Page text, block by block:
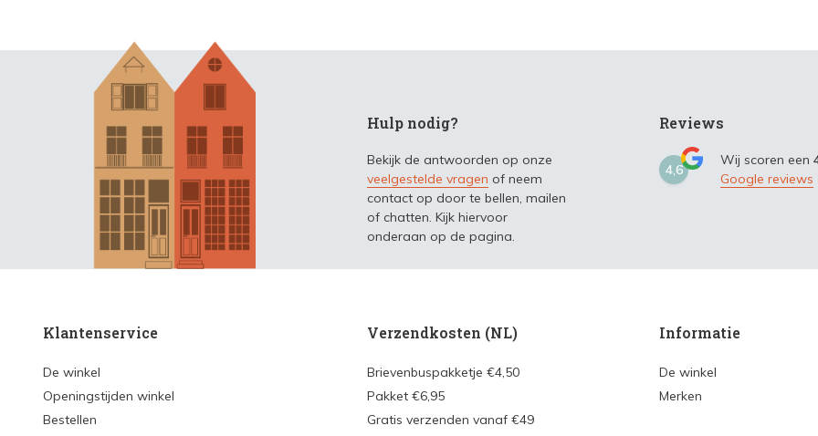
Hulp nodig?
Bekijk de antwoorden op onze
veelgestelde vragen of neem
contact op door te bellen, mailen
of chatten. Kijk hiervoor
onderaan op de pagina.
Reviews
4,6
Wij scoren een
Google reviews
Klantenservice
De winkel
Openingstijden winkel
Bestellen
Verzendkosten (NL)
Brievenbuspakketje €4,50
Pakket €6,95
Gratis verzenden vanaf €49
Informatie
De winkel
Merken